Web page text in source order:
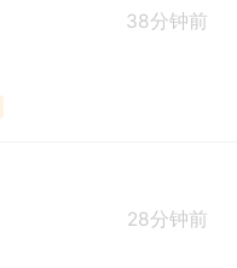
38分钟前
28分钟前